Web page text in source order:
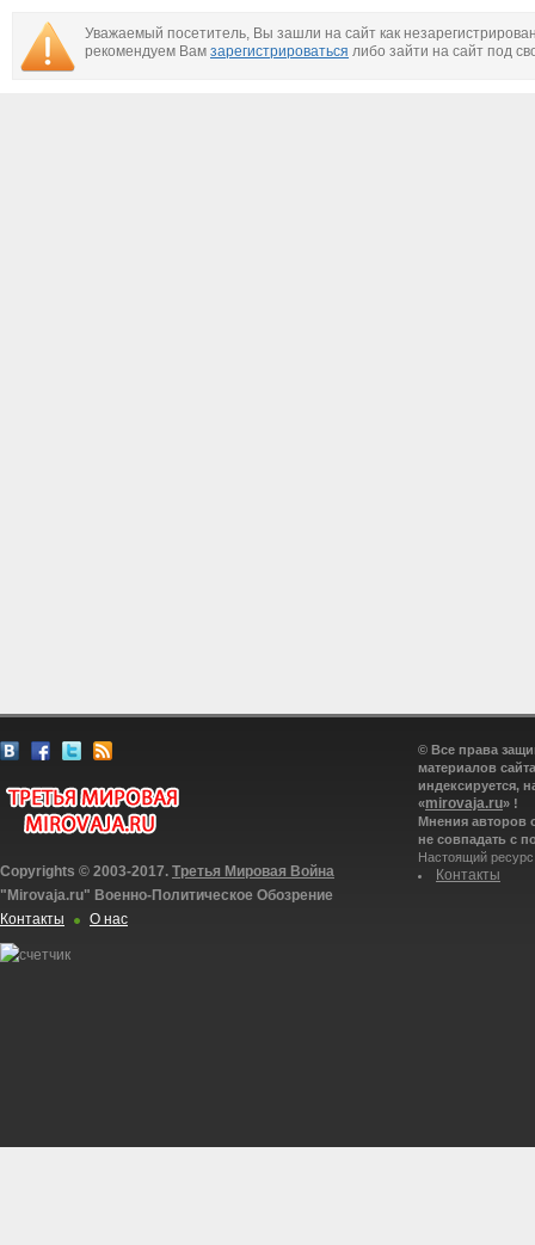
Уважаемый посетитель, Вы зашли на сайт как
рекомендуем Вам зарегистрироваться либо зайти на сайт под
Copyrights © 2003-2017. Третья Мировая Война
"Mirovaja.ru" Военно-Политическое Обозрение
Контакты
О нас
© Все права
материалов
индексируется,
«mirovaja.ru» !
Мнения авторов
не совпадать с
Настоящий
Контакты